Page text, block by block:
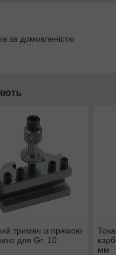
за домовленістю
тримач із прямою
для Gr. 10
мм